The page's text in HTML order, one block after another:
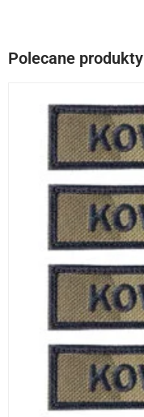
Polecane produkty